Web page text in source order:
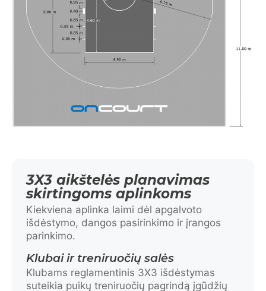
3X3 aikštelės planavimas
skirtingoms aplinkoms
Kiekviena aplinka laimi dėl apgalvoto
išdėstymo, dangos pasirinkimo ir įrangos
parinkimo.
Klubai ir treniruočių salės
Klubams reglamentinis 3X3 išdėstymas
suteikia puikų treniruočių pagrindą įgūdžių